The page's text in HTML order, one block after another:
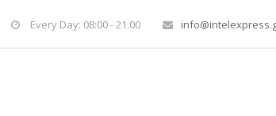
Every Day: 08:00 - 21:00